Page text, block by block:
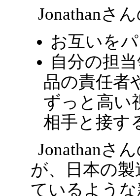
Jonathanさ
お互いを
自分の担
品の責任者
ずっと高い
相手と接す
Jonathanさ
が、日本の
ているよう